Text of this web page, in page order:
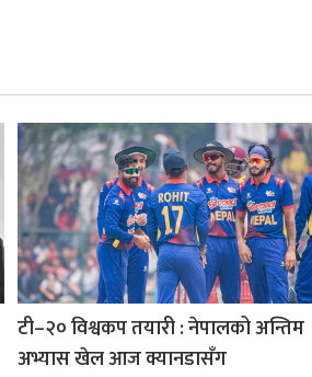
टी–२० विश्वकप तयारी : नेपालको अन्तिम
अभ्यास खेल आज क्यानडासँग